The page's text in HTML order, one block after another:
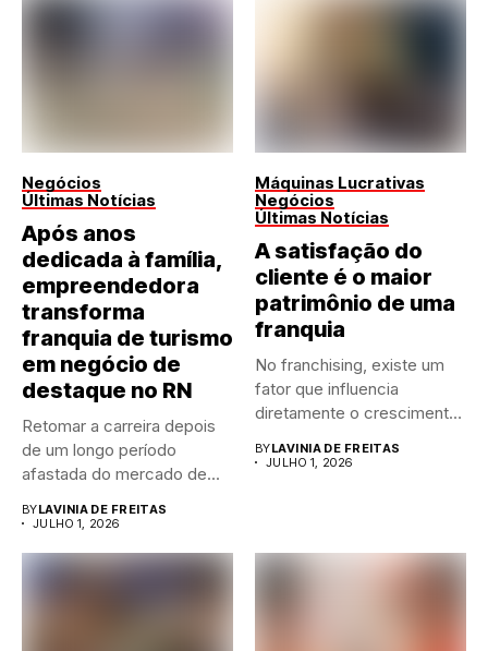
Negócios
Últimas Notícias
Após anos
dedicada à família,
empreendedora
transforma
franquia de turismo
em negócio de
destaque no RN
Retomar a carreira depois
de um longo período
afastada do mercado de...
BYLAVINIA DE FREITAS
JULHO 1, 2026
Máquinas Lucrativas
Negócios
Últimas Notícias
A satisfação do
cliente é o maior
patrimônio de uma
franquia
No franchising, existe um
fator que influencia
diretamente o crescimento
BYLAVINIA DE FREITAS
JULHO 1, 2026